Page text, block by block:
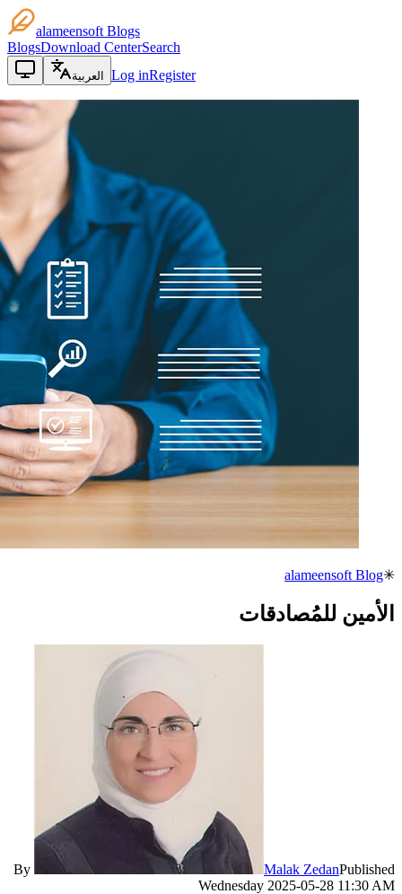
alameensoft Blogs
BlogsDownload CenterSearch
العربية Log inRegister
✳
alameensoft Blog
الأمين للمُصادقات
By Malak ZedanPublished
Wednesday 2025-05-28 11:30 AM